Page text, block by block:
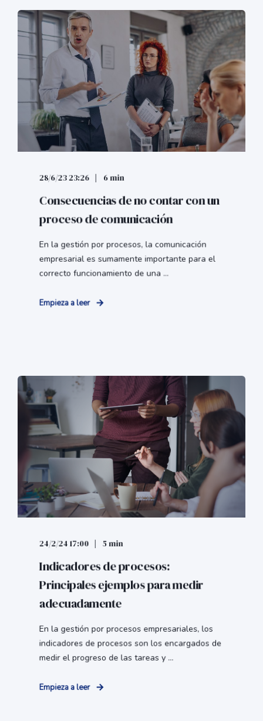
28/6/23 23:26 6 min
Consecuencias de no contar con un
proceso de comunicación
En la gestión por procesos, la comunicación
empresarial es sumamente importante para el
correcto funcionamiento de una ...
Empieza a leer
24/2/24 17:00 5 min
Indicadores de procesos:
Principales ejemplos para medir
adecuadamente
En la gestión por procesos empresariales, los
indicadores de procesos son los encargados de
medir el progreso de las tareas y ...
Empieza a leer